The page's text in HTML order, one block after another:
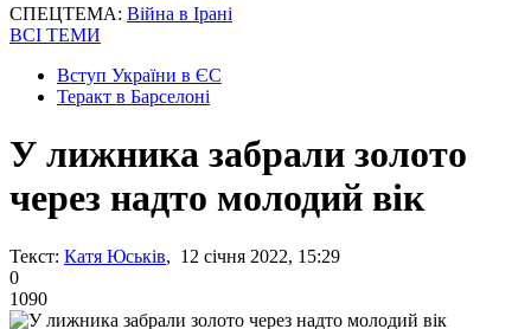
СПЕЦТЕМА: Війна в Ірані
ВСІ ТЕМИ
Вступ України в ЄС
Теракт в Барселоні
У лижника забрали золото
через надто молодий вік
Текст: Катя Юськів, 12 січня 2022, 15:29
0
1090